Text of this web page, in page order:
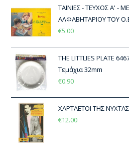
ΤΑΙΝΙΕΣ - ΤΕΥΧΟΣ Α' -
ΑΛΦΑΒΗΤΑΡΙΟΥ ΤΟΥ
€5.00
THE LITTLIES PLATE
Τεμάχια 32mm
€0.90
ΧΑΡΤΑΕΤΟΙ ΤΗΣ ΝΥΧΤΑΣ
€12.00